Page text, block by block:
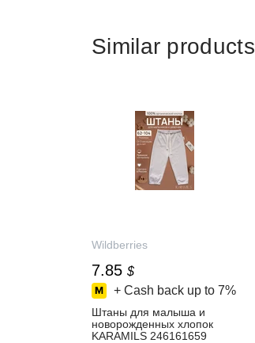
Similar products
Wildberries
7.85 $
+ Cash back up to 7%
Штаны для малыша и
новорожденных хлопок
KARAMILS 246161659